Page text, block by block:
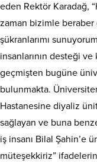
eden Rektör Karadağ,
zaman bizimle
şükranlarımı
insanlarının desteği
geçmişten bugüne
bulunmakta.
Hastanesine diyaliz
sağlayan ve buna
iş insanı Bilal Şahin’e
müteşekkiriz”